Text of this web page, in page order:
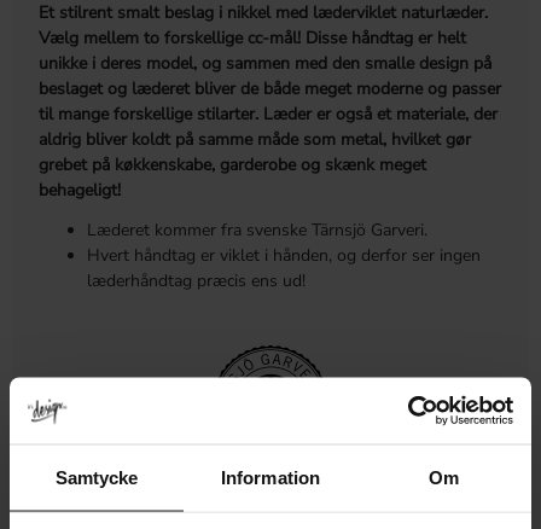
Samtycke Information Om
Et stilrent smalt beslag i nikkel med læderviklet naturlæder.
Vælg mellem to forskellige cc-mål! Disse håndtag er helt
unikke i deres model, og sammen med den smalle design på
beslaget og læderet bliver de både meget moderne og passer
til mange forskellige stilarter. Læder er også et materiale, der
aldrig bliver koldt på samme måde som metal, hvilket gør
grebet på køkkenskabe, garderobe og skænk meget
behageligt!
Læderet kommer fra svenske Tärnsjö Garveri.
Hvert håndtag er viklet i hånden, og derfor ser ingen
læderhåndtag præcis ens ud!
MÅL OG MONTERING